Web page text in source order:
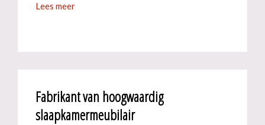
Lees meer
Fabrikant van hoogwaardig
slaapkamermeubilair